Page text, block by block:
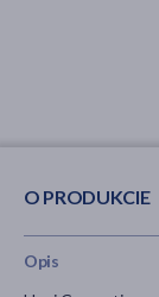
O PRODUKCIE
Opis